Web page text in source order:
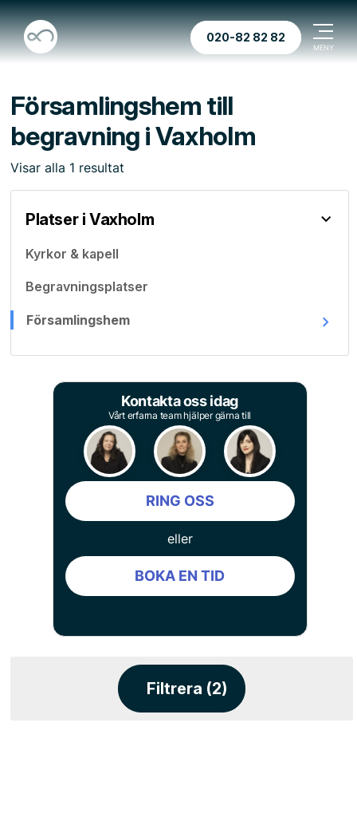
020-82 82 82
Församlingshem till
begravning i Vaxholm
Visar alla 1 resultat
Platser i Vaxholm
Kyrkor & kapell
Begravningsplatser
Församlingshem
Kontakta oss idag
Vårt erfarna team hjälper gärna till
RING OSS
eller
BOKA EN TID
Filtrera (2)